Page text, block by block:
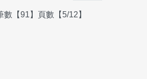
數【91】頁數【5/12】